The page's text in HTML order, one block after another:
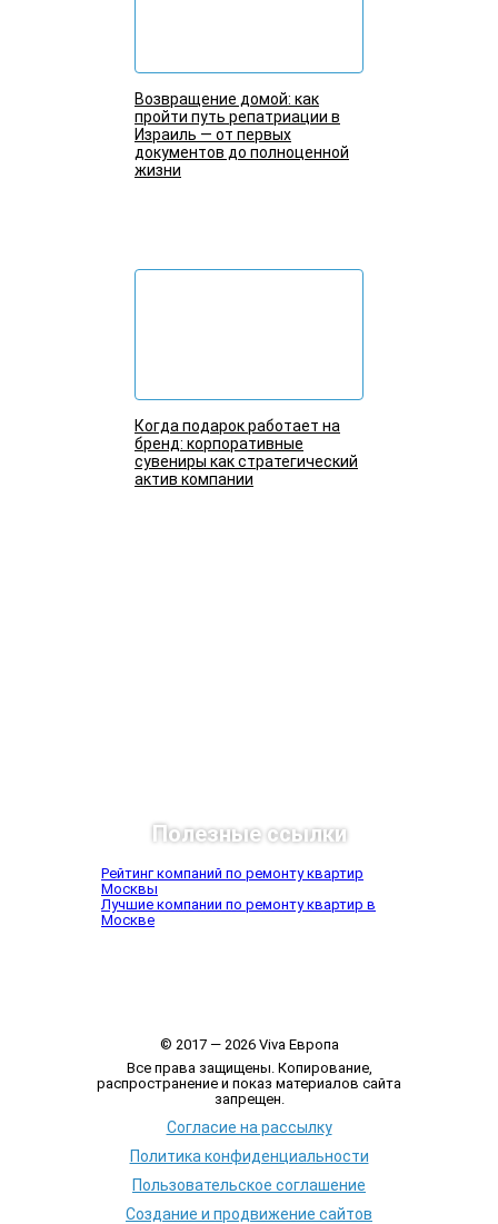
Возвращение домой: как
пройти путь репатриации в
Израиль — от первых
документов до полноценной
жизни
Когда подарок работает на
бренд: корпоративные
сувениры как стратегический
актив компании
Полезные ссылки
Рейтинг компаний по ремонту квартир
Москвы
Лучшие компании по ремонту квартир в
Москве
© 2017 — 2026 Viva Европа
Все права защищены. Копирование,
распространение и показ материалов сайта
запрещен.
Согласие на рассылку
Политика конфиденциальности
Пользовательское соглашение
Создание и продвижение сайтов